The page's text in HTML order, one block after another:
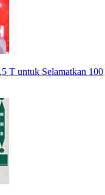
T untuk Selamatkan 100